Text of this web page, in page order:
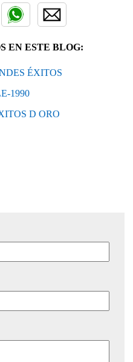
EN ESTE BLOG:
ÉXITOS
1990
D ORO